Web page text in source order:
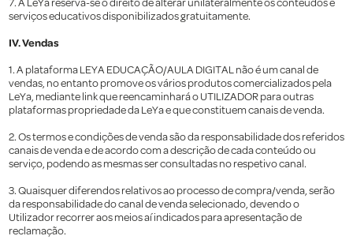
7. A LeYa reserva-se o direito de alterar unilateralmente os conteúdos e
serviços educativos disponibilizados gratuitamente.
IV. Vendas
1. A plataforma LEYA EDUCAÇÃO/AULA DIGITAL não é um canal de
vendas, no entanto promove os vários produtos comercializados pela
LeYa, mediante link que reencaminhará o UTILIZADOR para outras
plataformas propriedade da LeYa e que constituem canais de venda.
2. Os termos e condições de venda são da responsabilidade dos referidos
canais de venda e de acordo com a descrição de cada conteúdo ou
serviço, podendo as mesmas ser consultadas no respetivo canal.
3. Quaisquer diferendos relativos ao processo de compra/venda, serão
da responsabilidade do canal de venda selecionado, devendo o
Utilizador recorrer aos meios aí indicados para apresentação de
reclamação.